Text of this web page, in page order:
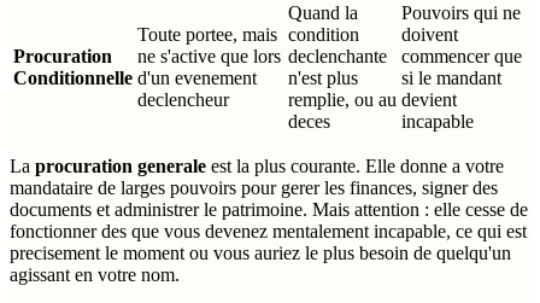
Procuration
Conditionnelle
Toute portee, mais
ne s'active que lors
d'un evenement
declencheur
Quand la
condition
declenchante
n'est plus
remplie, ou au
deces
Pouvoirs qui ne
doivent
commencer que
si le mandant
devient
incapable
La procuration generale est la plus courante. Elle donne a votre
mandataire de larges pouvoirs pour gerer les finances, signer des
documents et administrer le patrimoine. Mais attention : elle cesse de
fonctionner des que vous devenez mentalement incapable, ce qui est
precisement le moment ou vous auriez le plus besoin de quelqu'un
agissant en votre nom.